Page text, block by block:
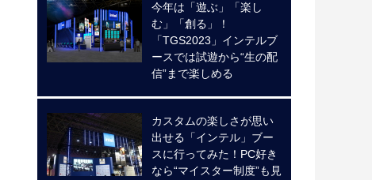
今年は「遊ぶ」「楽し
む」「創る」！
「TGS2023」インテルブ
ースでは試遊から“生の配
信”まで楽しめる
カスタムの楽しさが思い
出せる「インテル」ブー
スに行ってみた！PC好き
なら“マイスター制度”も見